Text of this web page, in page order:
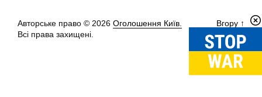
Авторське право © 2026 Оголошення Київ.
Всі права захищені.
Вгору ↑